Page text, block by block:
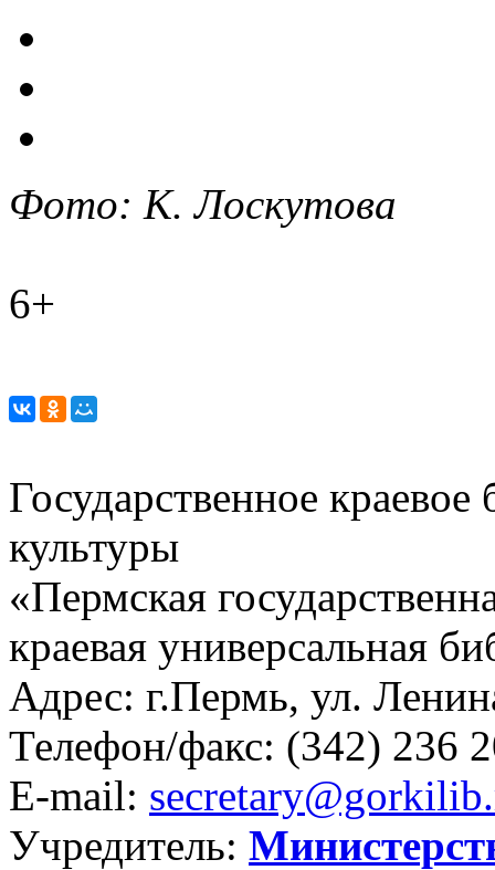
Фото: К. Лоскутова
6+
Государственное
культуры
«Пермская
краевая универсальная
Адрес: г.Пермь, ул.
Телефон/факс: (342) 236
E-mail:
Учредитель: